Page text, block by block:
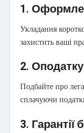
1.
Укладання
захистить ваші
2.
Подбайте про
сплачуючи
3. Гарантії